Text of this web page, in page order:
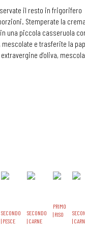
il resto in frigorifero
Stemperate la
una piccola casseruola
e trasferite la
d’oliva,
SECONDO
| PESCE
SECONDO
| CARNE
PRIMO
| RISO
|